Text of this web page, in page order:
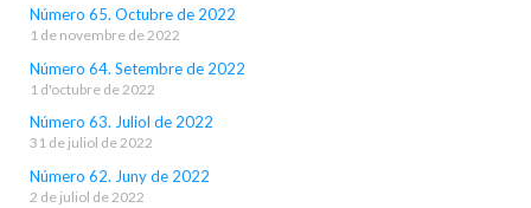
Número 65. Octubre de 2022
1 de novembre de 2022
Número 64. Setembre de 2022
1 d'octubre de 2022
Número 63. Juliol de 2022
31 de juliol de 2022
Número 62. Juny de 2022
2 de juliol de 2022